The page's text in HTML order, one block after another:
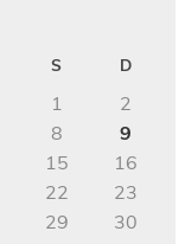
S D
1
2
8
9
15
16
22
23
29
30